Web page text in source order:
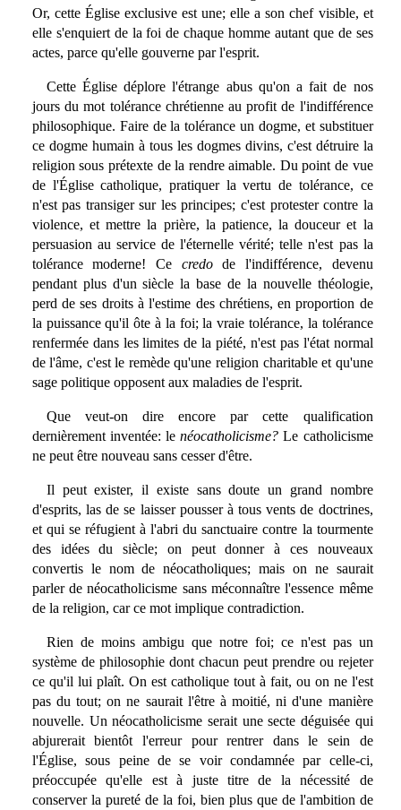
Or, cette Église exclusive est une; elle a son chef visible, et
elle s'enquiert de la foi de chaque homme autant que de ses
actes, parce qu'elle gouverne par l'esprit.
Cette Église déplore l'étrange abus qu'on a fait de nos
jours du mot tolérance chrétienne au profit de l'indifférence
philosophique. Faire de la tolérance un dogme, et substituer
ce dogme humain à tous les dogmes divins, c'est détruire la
religion sous prétexte de la rendre aimable. Du point de vue
de l'Église catholique, pratiquer la vertu de tolérance, ce
n'est pas transiger sur les principes; c'est protester contre la
violence, et mettre la prière, la patience, la douceur et la
persuasion au service de l'éternelle vérité; telle n'est pas la
tolérance moderne! Ce credode l'indifférence, devenu
pendant plus d'un siècle la base de la nouvelle théologie,
perd de ses droits à l'estime des chrétiens, en proportion de
la puissance qu'il ôte à la foi; la vraie tolérance, la tolérance
renfermée dans les limites de la piété, n'est pas l'état normal
de l'âme, c'est le remède qu'une religion charitable et qu'une
sage politique opposent aux maladies de l'esprit.
Que veut-on dire encore par cette qualification
dernièrement inventée: lenéocatholicisme? Le catholicisme
ne peut être nouveau sans cesser d'être.
Il peut exister, il existe sans doute un grand nombre
d'esprits, las de se laisser pousser à tous vents de doctrines,
et qui se réfugient à l'abri du sanctuaire contre la tourmente
des idées du siècle; on peut donner à ces nouveaux
convertis le nom de néocatholiques; mais on ne saurait
parler de néocatholicisme sans méconnaître l'essence même
de la religion, car ce mot implique contradiction.
Rien de moins ambigu que notre foi; ce n'est pas un
système de philosophie dont chacun peut prendre ou rejeter
ce qu'il lui plaît. On est catholique tout à fait, ou on ne l'est
pas du tout; on ne saurait l'être à moitié, ni d'une manière
nouvelle. Un néocatholicisme serait une secte déguisée qui
abjurerait bientôt l'erreur pour rentrer dans le sein de
l'Église, sous peine de se voir condamnée par celle-ci,
préoccupée qu'elle est à juste titre de la nécessité de
conserver la pureté de la foi, bien plus que de l'ambition de